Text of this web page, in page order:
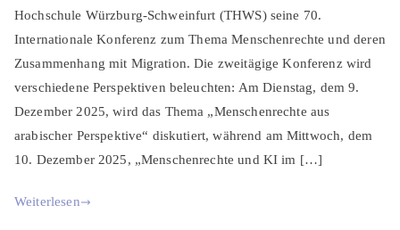
Hochschule Würzburg-Schweinfurt (THWS) seine 70.
Internationale Konferenz zum Thema Menschenrechte und deren
Zusammenhang mit Migration. Die zweitägige Konferenz wird
verschiedene Perspektiven beleuchten: Am Dienstag, dem 9.
Dezember 2025, wird das Thema „Menschenrechte aus
arabischer Perspektive“ diskutiert, während am Mittwoch, dem
10. Dezember 2025, „Menschenrechte und KI im […]
Weiterlesen